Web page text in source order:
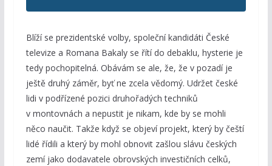
Blíží se prezidentské volby, společní kandidáti České
televize a Romana Bakaly se řítí do debaklu, hysterie je
tedy pochopitelná. Obávám se ale, že, že v pozadí je
ještě druhý záměr, byť ne zcela vědomý. Udržet české
lidi v podřízené pozici druhořadých techniků
v montovnách a nepustit je nikam, kde by se mohli
něco naučit. Takže když se objeví projekt, který by čeští
lidé řídili a který by mohl obnovit zašlou slávu českých
zemí jako dodavatele obrovských investičních celků,